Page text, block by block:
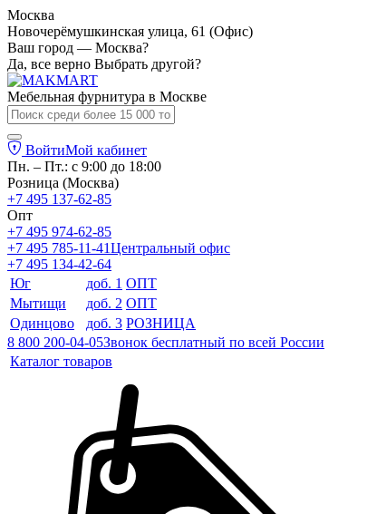
Москва
Новочерёмушкинская улица, 61 (Офис)
Ваш город — Москва?
Да, все верно Выбрать другой?
Мебельная фурнитура в Москве
ВойтиМой кабинет
Пн. – Пт.: с 9:00 до 18:00
Розница (Москва)
+7 495 137-62-85
Опт
+7 495 974-62-85
+7 495 785-11-41Центральный офис
+7 495 134-42-64
Юг
доб. 1 ОПТ
Мытищи
доб. 2 ОПТ
Одинцово
доб. 3 РОЗНИЦА
8 800 200-04-05Звонок бесплатный по всей России
Каталог товаров